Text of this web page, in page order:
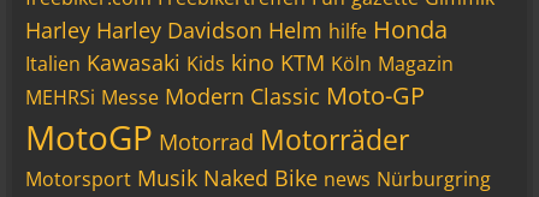
Harley Harley Davidson Helm hilfe Honda
Italien Kawasaki Kids kino KTM Köln Magazin
MEHRSi Messe Modern Classic Moto-GP
MotoGP Motorrad Motorräder
Motorsport Musik Naked Bike news Nürburgring